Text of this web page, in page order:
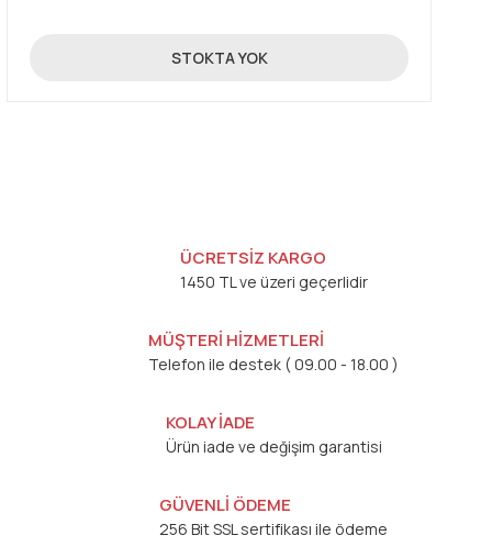
32,49 TL
STOKTA YOK
ÜCRETSİZ KARGO
1450 TL ve üzeri geçerlidir
MÜŞTERİ HİZMETLERİ
Telefon ile destek ( 09.00 - 18.00 )
KOLAY İADE
Ürün iade ve değişim garantisi
GÜVENLİ ÖDEME
256 Bit SSL sertifikası ile ödeme